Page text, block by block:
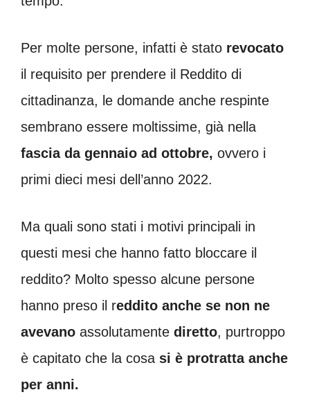
Per molte persone, infatti è stato revocato
il requisito per prendere il Reddito di
cittadinanza, le domande anche respinte
sembrano essere moltissime, già nella
fascia da gennaio ad ottobre, ovvero i
primi dieci mesi dell’anno 2022.
Ma quali sono stati i motivi principali in
questi mesi che hanno fatto bloccare il
reddito? Molto spesso alcune persone
hanno preso il reddito anche se non ne
avevano assolutamente diretto, purtroppo
è capitato che la cosa si è protratta anche
per anni.